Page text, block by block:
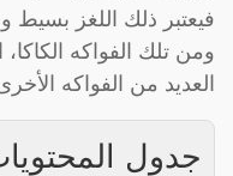
فيعتبر ذلك اللغز
ومن تلك الفواكه
العديد من الفواكه
جدول